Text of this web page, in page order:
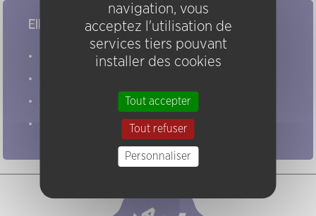
Elles/ils ont joué chez nous
Evénements
navigation, vous
acceptez l'utilisation de
services tiers pouvant
installer des cookies
Tout accepter
Tout refuser
Personnaliser